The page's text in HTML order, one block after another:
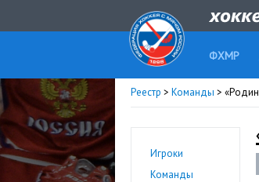
ФХМР
Реестр > Команды >
Игроки
Команды